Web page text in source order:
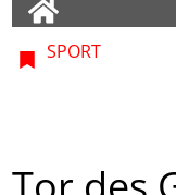
SPORT